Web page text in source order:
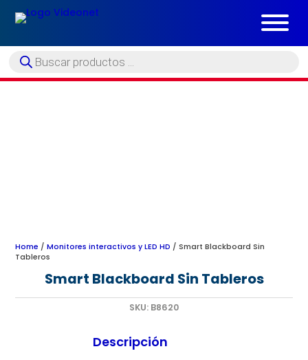
Búsqueda
de
Home /Monitores interactivos y LED HD / Smart Blackboard Sin
Tableros
Smart Blackboard Sin Tableros
SKU: B8620
Descripción